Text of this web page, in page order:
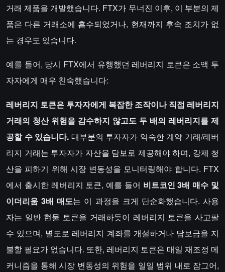
거래 제품을 개발했습니다. FTX가 무너진 이후, 이 부분의 제
품은 다른 거래소에 흡수되었거나, 현재까지 후속 조치가 없
는 경우도 있습니다.
예를 들어, 당시 FTX에서 유행했던 레버리지 토큰은 소액 투
자자에게 매우 친숙했습니다:
레버리지 토큰은 투자자에게 복잡한 조작이나 직접 레버리지
거래의 청산 위험을 감수하지 않고도 두 배의 레버리지를 제
공할 수 있습니다. 대부분의 투자자가 익숙한 계약 거래/레버
리지 거래는 투자자가 자산을 담보로 제공해야 하며, 강제 청
산을 피하기 위해 시장 변동성을 모니터링해야 합니다. FTX
에서 출시한 레버리지 토큰, 예를 들어 비트코인 3배 매수 및
이더리움 3배 매도는 이 과정을 크게 단순화했습니다. 사용
자는 일반 현물 토큰을 거래하듯이 레버리지 토큰을 사고팔
수 있으며, 별도로 레버리지 계좌를 개설하거나 담보금을 지
불할 필요가 없습니다. 또한, 레버리지 토큰은 매일 재조정 메
커니즘을 통해 시장 변동성의 위험을 일일 범위 내로 잠그어,